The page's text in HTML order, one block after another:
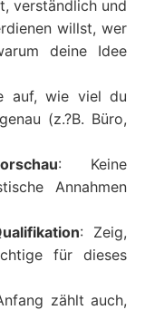
verständlich und
willst, wer
deine Idee
auf, wie viel du
(z.?B. Büro,
: Keine
Annahmen
: Zeig,
für dieses
zählt auch,